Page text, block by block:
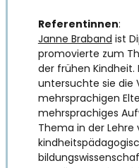
Referentinnen:
Janne Braband ist
promovierte zum
der frühen Kindheit.
untersuchte sie die
mehrsprachigen
mehrsprachiges
Thema in der Lehre